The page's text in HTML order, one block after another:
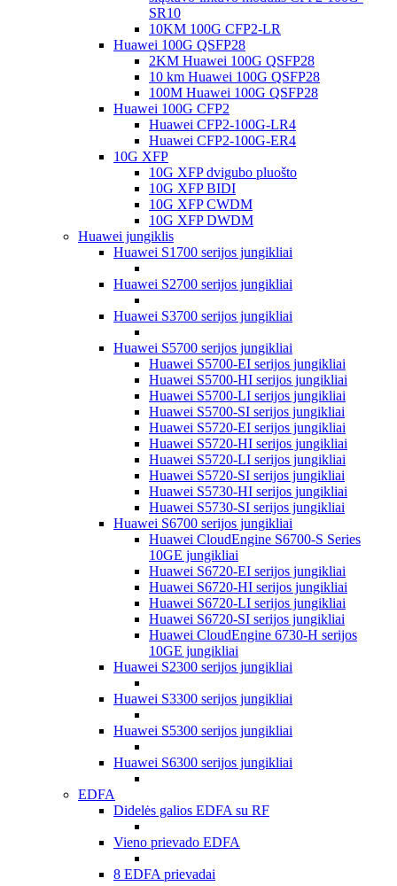
SR10
10KM 100G CFP2-LR
Huawei 100G QSFP28
2KM Huawei 100G QSFP28
10 km Huawei 100G QSFP28
100M Huawei 100G QSFP28
Huawei 100G CFP2
Huawei CFP2-100G-LR4
Huawei CFP2-100G-ER4
10G XFP
10G XFP dvigubo pluošto
10G XFP BIDI
10G XFP CWDM
10G XFP DWDM
Huawei jungiklis
Huawei S1700 serijos jungikliai
Huawei S2700 serijos jungikliai
Huawei S3700 serijos jungikliai
Huawei S5700 serijos jungikliai
Huawei S5700-EI serijos jungikliai
Huawei S5700-HI serijos jungikliai
Huawei S5700-LI serijos jungikliai
Huawei S5700-SI serijos jungikliai
Huawei S5720-EI serijos jungikliai
Huawei S5720-HI serijos jungikliai
Huawei S5720-LI serijos jungikliai
Huawei S5720-SI serijos jungikliai
Huawei S5730-HI serijos jungikliai
Huawei S5730-SI serijos jungikliai
Huawei S6700 serijos jungikliai
Huawei CloudEngine S6700-S Series
10GE jungikliai
Huawei S6720-EI serijos jungikliai
Huawei S6720-HI serijos jungikliai
Huawei S6720-LI serijos jungikliai
Huawei S6720-SI serijos jungikliai
Huawei CloudEngine 6730-H serijos
10GE jungikliai
Huawei S2300 serijos jungikliai
Huawei S3300 serijos jungikliai
Huawei S5300 serijos jungikliai
Huawei S6300 serijos jungikliai
EDFA
Didelės galios EDFA su RF
Vieno prievado EDFA
8 EDFA prievadai